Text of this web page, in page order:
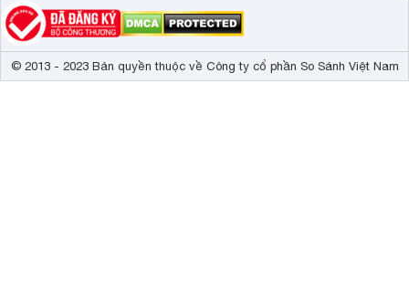
© 2013 - 2023 Bản quyền thuộc về Công ty cổ phần So Sánh Việt Nam